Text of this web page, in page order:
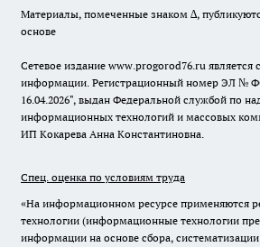
Материалы, помеченные знаком ∆,
основе
Сетевое издание www.progorod76.ru является
информации. Регистрационный номер ЭЛ №
16.04.2026", выдан Федеральной службой по
информационных технологий и массовых
ИП Кокарева Анна Константиновна.
Спец. оценка по условиям труда
«На информационном ресурсе применяются
технологии (информационные технологии
информации на основе сбора,